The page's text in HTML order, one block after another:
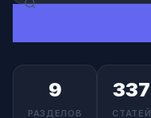
9
РАЗДЕЛОВ
337
СТАТЕЙ